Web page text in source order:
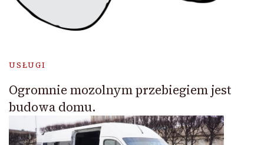
USŁUGI
Ogromnie mozolnym przebiegiem jest
budowa domu.